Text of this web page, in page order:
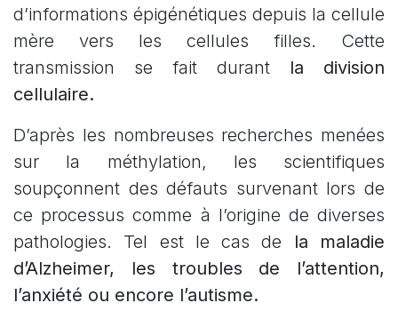
d’informations épigénétiques depuis la cellule
mère vers les cellules filles. Cette
transmission se fait durant la division
cellulaire.
D’après les nombreuses recherches menées
sur la méthylation, les scientifiques
soupçonnent des défauts survenant lors de
ce processus comme à l’origine de diverses
pathologies. Tel est le cas de la maladie
d’Alzheimer, les troubles de l’attention,
l’anxiété ou encore l’autisme.